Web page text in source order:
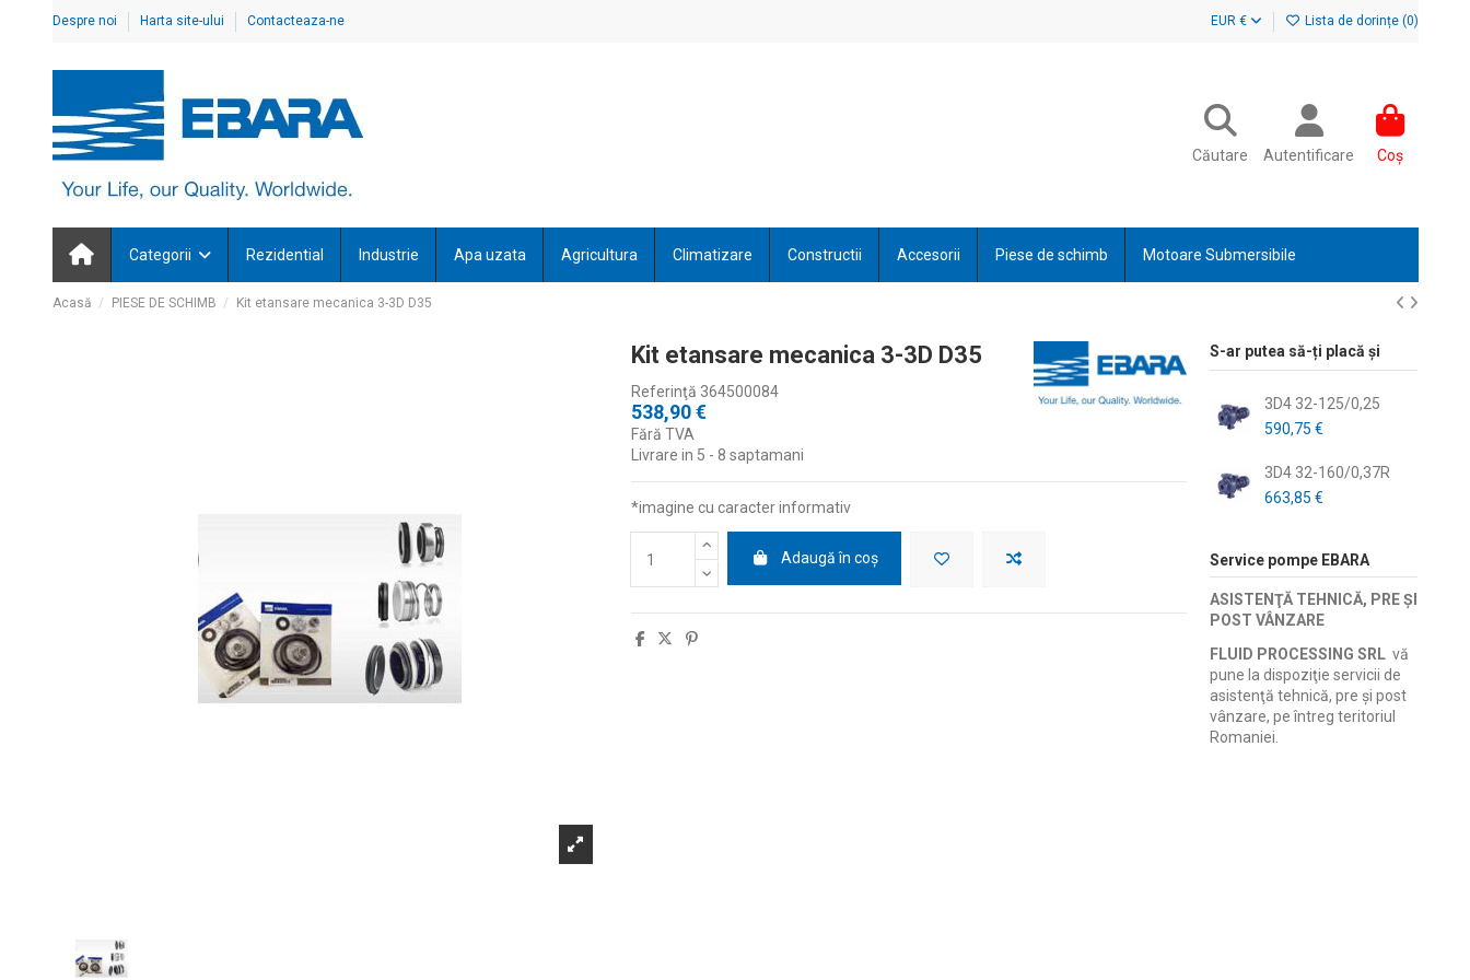
Despre noi Harta site-ului Contacteaza-ne EUR € Lista de dorințe (0)
Căutare Autentificare Coș
Categorii Rezidential Industrie Apa uzata Agricultura Climatizare Constructii Accesorii Piese de schimb Motoare Submersibile
Acasă PIESE DE SCHIMB Kit etansare mecanica 3-3D D35
Kit etansare mecanica 3-3D D35
Referinţă 364500084
538,90 €
Fără TVA
Livrare in 5 - 8 saptamani
*imagine cu caracter informativ
Adaugă în coș
S-ar putea să-ți placă și
3D4 32-125/0,25
590,75 €
3D4 32-160/0,37R
663,85 €
Service pompe EBARA
ASISTENŢĂ TEHNICĂ, PRE ŞI
POST VÂNZARE
FLUID PROCESSING SRLvă
pune la dispoziţie servicii de
asistenţă tehnică, pre şi post
vânzare, pe întreg teritoriul
Romaniei.